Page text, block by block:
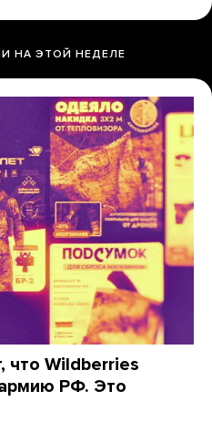
НА ЭТОЙ НЕДЕЛЕ
что Wildberries
РФ. Это